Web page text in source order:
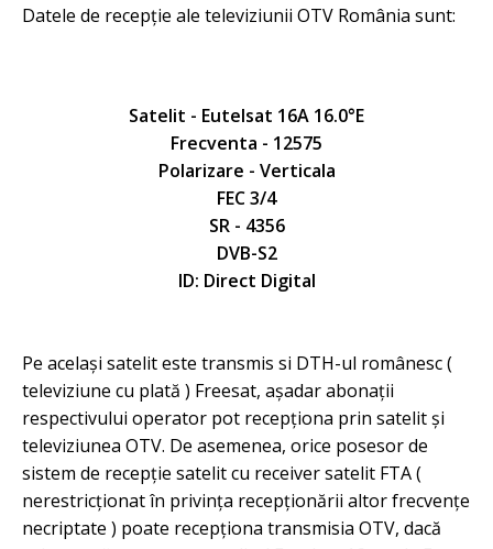
Datele de recepție ale televiziunii OTV România sunt:
Satelit - Eutelsat 16A 16.0°E
Frecventa - 12575
Polarizare - Verticala
FEC 3/4
SR - 4356
DVB-S2
ID: Direct Digital
Pe același satelit este transmis si DTH-ul românesc (
televiziune cu plată ) Freesat, așadar abonații
respectivului operator pot recepționa prin satelit și
televiziunea OTV. De asemenea, orice posesor de
sistem de recepție satelit cu receiver satelit FTA (
nerestricționat în privința recepționării altor frecvențe
necriptate ) poate recepționa transmisia OTV, dacă